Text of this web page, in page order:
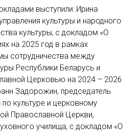
выступили: Ирина
культуры и народного
культуры, с докладом «О
на 2025 год в рамках
сотрудничества между
Республики Беларусь и
Церковью на 2024 – 2026
Задорожин, председатель
культуре и церковному
Православной Церкви,
училища, с докладом «О